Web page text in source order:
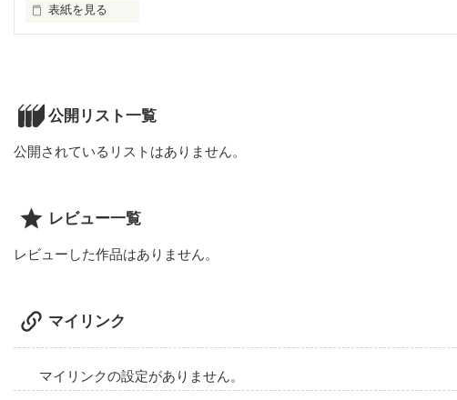
表紙を見る
でも、あの日からは違った
あなたと会って
荒井柚那（あらいゆな）＆河野佑希（河野佑希）
作品を読む
公開リスト一覧
公開されているリストはありません。
レビュー一覧
レビューした作品はありません。
マイリンク
マイリンクの設定がありません。